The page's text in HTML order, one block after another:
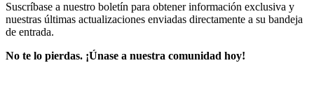
Suscríbase a nuestro boletín para obtener información exclusiva y
nuestras últimas actualizaciones enviadas directamente a su bandeja
de entrada.
No te lo pierdas. ¡Únase a nuestra comunidad hoy!